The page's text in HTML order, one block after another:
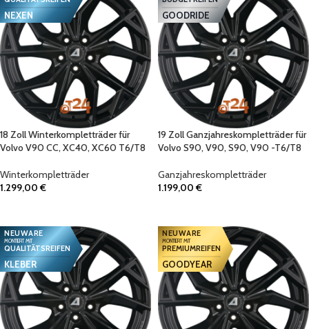
NEXEN
18 Zoll Winterkompletträder für
Volvo V90 CC, XC40, XC60 T6/T8
Winterkompletträder
1.299,00€
GOODRIDE
19 Zoll Ganzjahreskompletträder für
Volvo S90, V90, S90, V90 -T6/T8
Ganzjahreskompletträder
1.199,00€
NEUWARE
MONTIERT MIT
QUALITÄTSREIFEN
KLEBER
NEUWARE
MONTIERT MIT
PREMIUMREIFEN
GOODYEAR